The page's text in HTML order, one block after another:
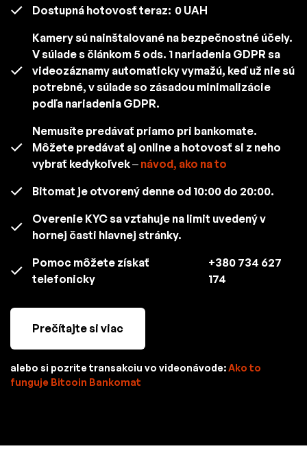
Dostupná hotovosť teraz: 0 UAH
Kamery sú nainštalované na bezpečnostné účely.
V súlade s článkom 5 ods. 1 nariadenia GDPR sa
videozáznamy automaticky vymažú, keď už nie sú
potrebné, v súlade so zásadou minimalizácie
podľa nariadenia GDPR.
Nemusíte predávať priamo pri bankomate.
Môžete predávať aj online a hotovosť si z neho
vybrať kedykoľvek – návod, ako na to
Bitomat je otvorený denne od 10:00 do 20:00.
Overenie KYC sa vzťahuje na limit uvedený v
hornej časti hlavnej stránky.
Pomoc môžete získať
telefonicky
+380 734 627
174
Prečítajte si viac
alebo si pozrite transakciu vo videonávode:Ako to
funguje Bitcoin Bankomat